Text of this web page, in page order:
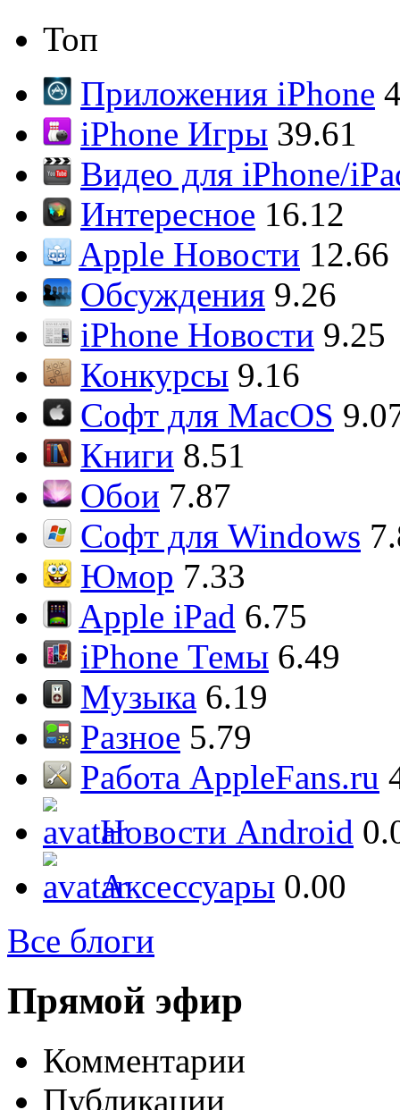
Топ
Приложения iPhone
iPhone Игры 39.61
Видео для iPhone/
Интересное 16.12
Apple Новости 12.66
Обсуждения 9.26
iPhone Новости 9.25
Конкурсы 9.16
Софт для MacOS
Книги 8.51
Обои 7.87
Софт для Windows
Юмор 7.33
Apple iPad 6.75
iPhone Темы 6.49
Музыка 6.19
Разное 5.79
Работа AppleFans.ru
Новости Android
Аксессуары 0.00
Все блоги
Прямой эфир
Комментарии
Публикации